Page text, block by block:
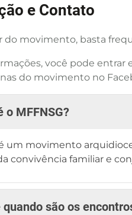
e Contato
do movimento, basta
você pode
do movimento no
o MFFNSG?
é um movimento
convivência familiar e
quando são os